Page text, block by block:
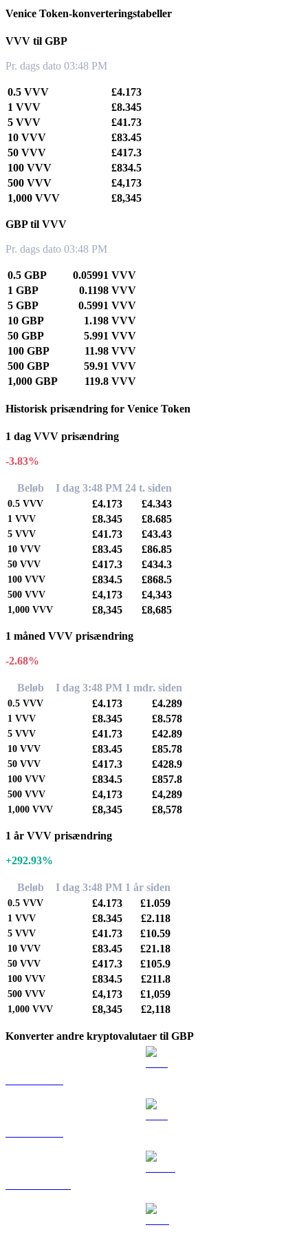
Venice Token-konverteringstabeller
VVV til GBP
Pr. dags dato 03:48 PM
0.5 VVV
£4.173
1 VVV
£8.345
5 VVV
£41.73
10 VVV
£83.45
50 VVV
£417.3
100 VVV
£834.5
500 VVV
£4,173
1,000 VVV
£8,345
GBP til VVV
Pr. dags dato 03:48 PM
0.5 GBP
0.05991 VVV
1 GBP
0.1198 VVV
5 GBP
0.5991 VVV
10 GBP
1.198 VVV
50 GBP
5.991 VVV
100 GBP
11.98 VVV
500 GBP
59.91 VVV
1,000 GBP
119.8 VVV
Historisk prisændring for Venice Token
1 dag VVV prisændring
-3.83%
Beløb I dag 3:48 PM 24 t. siden
0.5 VVV £4.173 £4.343
1 VVV £8.345 £8.685
5 VVV £41.73 £43.43
10 VVV £83.45 £86.85
50 VVV £417.3 £434.3
100 VVV £834.5 £868.5
500 VVV £4,173 £4,343
1,000 VVV £8,345 £8,685
1 måned VVV prisændring
-2.68%
Beløb I dag 3:48 PM 1 mdr. siden
0.5 VVV £4.173 £4.289
1 VVV £8.345 £8.578
5 VVV £41.73 £42.89
10 VVV £83.45 £85.78
50 VVV £417.3 £428.9
100 VVV £834.5 £857.8
500 VVV £4,173 £4,289
1,000 VVV £8,345 £8,578
1 år VVV prisændring
+292.93%
Beløb I dag 3:48 PM 1 år siden
0.5 VVV £4.173 £1.059
1 VVV £8.345 £2.118
5 VVV £41.73 £10.59
10 VVV £83.45 £21.18
50 VVV £417.3 £105.9
100 VVV £834.5 £211.8
500 VVV £4,173 £1,059
1,000 VVV £8,345 £2,118
Konverter andre kryptovalutaer til GBP